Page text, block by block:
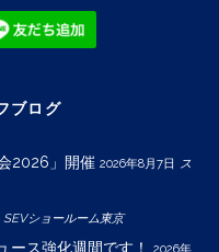
ブログ
2026」開催 2026年8月7日 ス
SEVショールーム東京
ース強化週間です！